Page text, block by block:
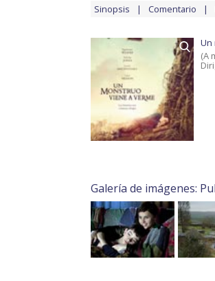
Sinopsis Comentario
Un
(A
Galería de imágenes: